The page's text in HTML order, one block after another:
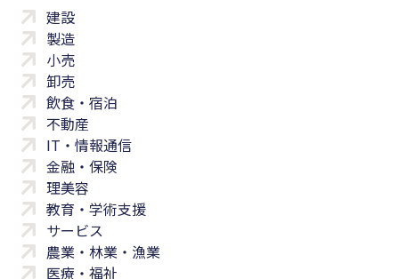
建設
製造
小売
卸売
飲食・宿泊
不動産
IT・情報通信
金融・保険
理美容
教育・学術支援
サービス
農業・林業・漁業
医療・福祉